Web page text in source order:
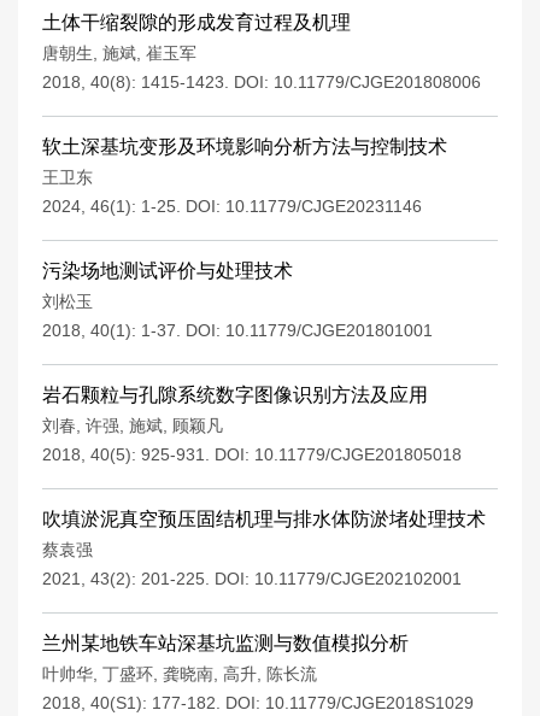
土体干缩裂隙的形成发育过程及机理
唐朝生 施斌 崔玉军
2018, 40(8): 1415-1423.
DOI: 10.11779/CJGE201808006
软土深基坑变形及环境影响分析方法与控制技术
王卫东
2024, 46(1): 1-25.
DOI: 10.11779/CJGE20231146
污染场地测试评价与处理技术
刘松玉
2018, 40(1): 1-37.
DOI: 10.11779/CJGE201801001
岩石颗粒与孔隙系统数字图像识别方法及应用
刘春 许强 施斌
顾颖凡
2018, 40(5): 925-931.
DOI: 10.11779/CJGE201805018
吹填淤泥真空预压固结机理与排水体防淤堵处理技术
蔡袁强
2021, 43(2): 201-225.
DOI: 10.11779/CJGE202102001
兰州某地铁车站深基坑监测与数值模拟分析
叶帅华 丁盛环 龚晓南 高升
陈长流
2018, 40(S1): 177-182.
DOI: 10.11779/CJGE2018S1029